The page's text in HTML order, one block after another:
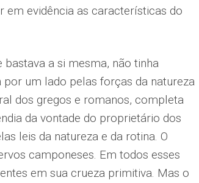
em evidência as características do
a si mesma, não tinha
por um lado pelas forças da natureza
dos gregos e romanos, completa
da vontade do proprietário dos
leis da natureza e da rotina. O
camponeses. Em todos esses
em sua crueza primitiva. Mas o